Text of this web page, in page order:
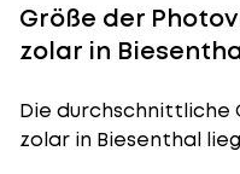
Größe der
zolar in
Die durchschnittliche
zolar in Biesenthal